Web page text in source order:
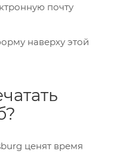
почту
наверху этой
ценят время